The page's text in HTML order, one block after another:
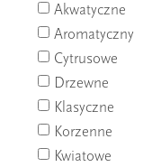
Akwatyczne
Aromatyczny
Cytrusowe
Drzewne
Klasyczne
Korzenne
Kwiatowe